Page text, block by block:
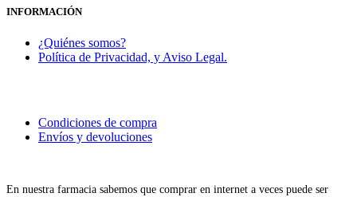
INFORMACIÓN
¿Quiénes somos?
Política de Privacidad, y Aviso Legal.
Condiciones de compra
Envíos y devoluciones
En nuestra farmacia sabemos que comprar en internet a veces puede ser